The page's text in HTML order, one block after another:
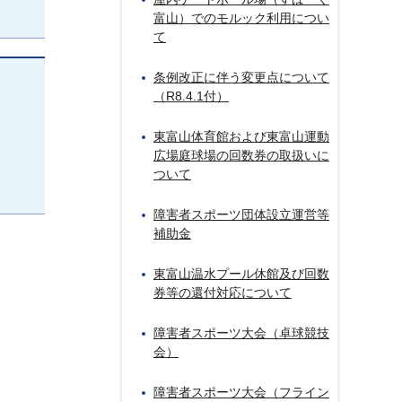
富山）でのモルック利用につい
て
条例改正に伴う変更点について
（R8.4.1付）
東富山体育館および東富山運動
広場庭球場の回数券の取扱いに
ついて
障害者スポーツ団体設立運営等
補助金
東富山温水プール休館及び回数
券等の還付対応について
障害者スポーツ大会（卓球競技
会）
障害者スポーツ大会（フライン